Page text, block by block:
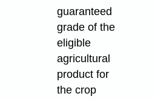
guaranteed
grade of the
eligible
agricultural
product for
the crop